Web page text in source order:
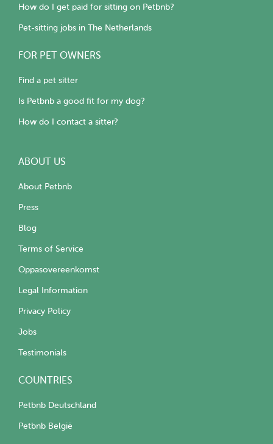
How do I get paid for sitting on Petbnb?
Pet-sitting jobs in The Netherlands
FOR PET OWNERS
Find a pet sitter
Is Petbnb a good fit for my dog?
How do I contact a sitter?
ABOUT US
About Petbnb
Press
Blog
Terms of Service
Oppasovereenkomst
Legal Information
Privacy Policy
Jobs
Testimonials
COUNTRIES
Petbnb Deutschland
Petbnb België